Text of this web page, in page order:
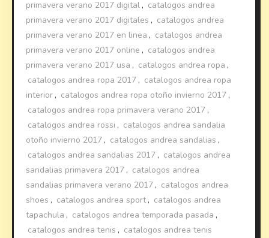
primavera verano 2017 digital , catalogos andrea
primavera verano 2017 digitales , catalogos andrea
primavera verano 2017 en linea , catalogos andrea
primavera verano 2017 online , catalogos andrea
primavera verano 2017 usa , catalogos andrea ropa ,
catalogos andrea ropa 2017 , catalogos andrea ropa
interior , catalogos andrea ropa otoño invierno 2017 ,
catalogos andrea ropa primavera verano 2017 ,
catalogos andrea rossi , catalogos andrea sandalia
otoño invierno 2017 , catalogos andrea sandalias ,
catalogos andrea sandalias 2017 , catalogos andrea
sandalias primavera 2017 , catalogos andrea
sandalias primavera verano 2017 , catalogos andrea
shoes , catalogos andrea sport, catalogos andrea
tapachula , catalogos andrea temporada pasada ,
catalogos andrea tenis , catalogos andrea tenis